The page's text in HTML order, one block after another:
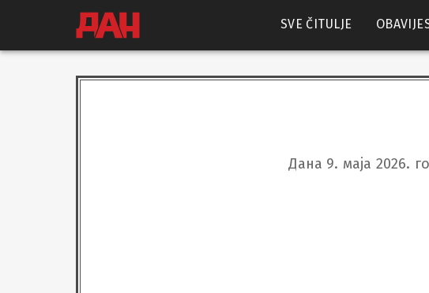
SVE ČITULJE
Дана 9. маја 2026.